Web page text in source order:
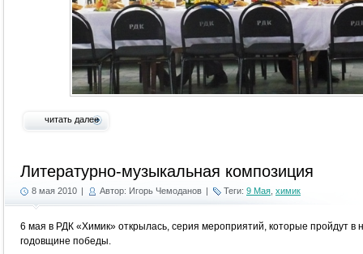
читать далее
Литературно-музыкальная композиция
8 мая 2010 | Автор: Игорь Чемоданов | Теги: 9 Мая химик
6 мая в РДК «Химик» открылась, серия мероприятий, которые пройдут в
годовщине победы.